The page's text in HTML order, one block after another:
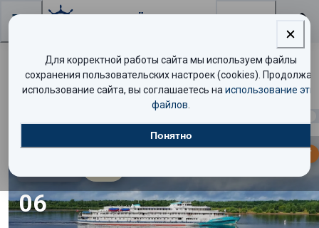
Поиск круизов
МАЛО МЕСТ
06
Для корректной работы сайта мы используем файлы
сохранения пользовательских настроек (cookies). Продолжая
использование сайта, вы соглашаетесь на использование
файлов
Понятно